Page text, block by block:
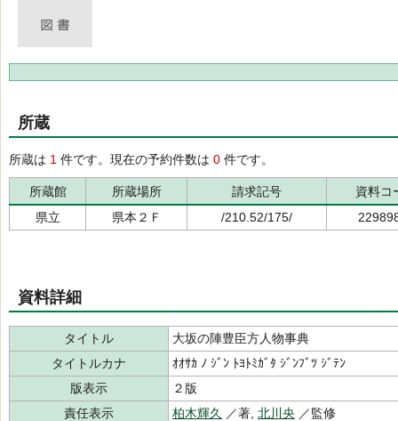
所蔵
所蔵は 1 件です。現在の予約件数は 0 件です。
所蔵館 所蔵場所 請求記号
資料コ
県立
県本２Ｆ /210.52/175/
資料詳細
タイトル
大坂の陣豊臣方人物事典
タイトルカナ
ｵｵｻｶ ﾉ ｼﾞﾝ ﾄﾖﾄﾐｶﾞﾀ ｼﾞﾝﾌﾞﾂ ｼﾞﾃﾝ
版表示
２版
責任表示
柏木輝久 ／著, 北川央 ／監修